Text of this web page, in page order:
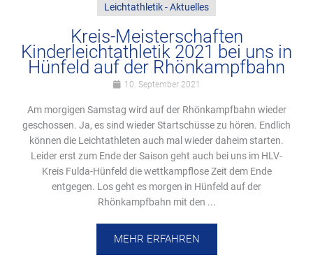
Leichtathletik - Aktuelles
Kreis-Meisterschaften
Kinderleichtathletik 2021 bei uns in
Hünfeld auf der Rhönkampfbahn
10. September 2021
Am morgigen Samstag wird auf der Rhönkampfbahn wieder
geschossen. Ja, es sind wieder Startschüsse zu hören. Endlich
können die Leichtathleten auch mal wieder daheim starten.
Leider erst zum Ende der Saison geht auch bei uns im HLV-
Kreis Fulda-Hünfeld die wettkampflose Zeit dem Ende
entgegen. Los geht es morgen in Hünfeld auf der
Rhönkampfbahn mit den ...
MEHR ERFAHREN